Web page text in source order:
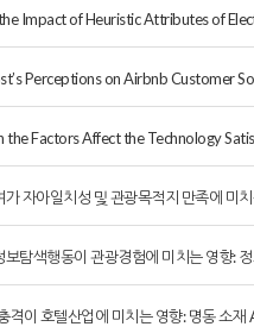
Impact of Heuristic Attributes of
Perceptions on Airbnb Customer
the Factors Affect the Technology
가 자아일치성 및 관광목적지 만족에 미
보탐색행동이 관광경험에 미치는 영향:
격이 호텔산업에 미치는 영향: 명동 소재